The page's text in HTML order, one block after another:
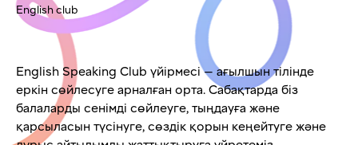
English club
English Speaking Club үйірмесі — ағылшын тілінде
еркін сөйлесуге арналған орта. Сабақтарда біз
балаларды сенімді сөйлеуге, тыңдауға және
қарсыласын түсінуге, сөздік қорын кеңейтуге және